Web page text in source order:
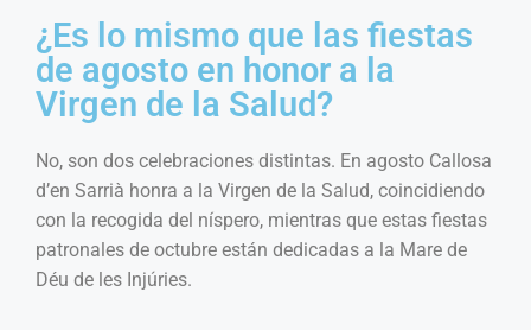
¿Es lo mismo que las fiestas
de agosto en honor a la
Virgen de la Salud?
No, son dos celebraciones distintas. En agosto Callosa
d’en Sarrià honra a la Virgen de la Salud, coincidiendo
con la recogida del níspero, mientras que estas fiestas
patronales de octubre están dedicadas a la Mare de
Déu de les Injúries.